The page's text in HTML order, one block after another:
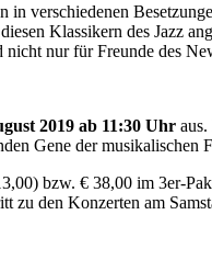
verschiedenen
Klassikern des Jazz
nur für Freunde des
2019 ab 11:30 Uhr
Gene der
bzw. € 38,00 im 3er-
den Konzerten am